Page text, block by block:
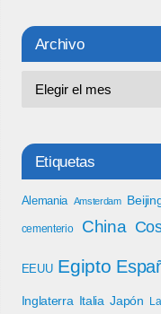
Archivo
Etiquetas
Alemania Amsterdam
cementerio China
EEUU Egipto
Inglaterra Italia Japón